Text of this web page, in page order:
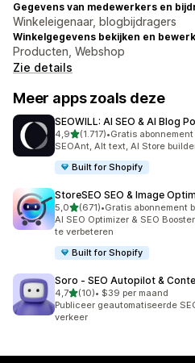
Gegevens van medewerkers en
Winkeleigenaar, blogbijdragers
Winkelgegevens bekijken en
Producten, Webshop
Zie details
Meer apps zoals deze
SEOWILL: AI SEO & AI Blog
4,9van 5 sterren
(1.717)
1717 recensies in totaal
•Gratis
SEOAnt, Alt text, AI Store
Built for Shopify
StoreSEO SEO & Image
5,0van 5 sterren
(671)
671 recensies in totaal
•Gratis abonnement
AI SEO Optimizer & SEO
te verbeteren
Built for Shopify
Soro ‑ SEO Autopilot &
4,7van 5 sterren
(10)
10 recensies in totaal
• $39 per maand
Publiceer geautomatiseerde
verkeer